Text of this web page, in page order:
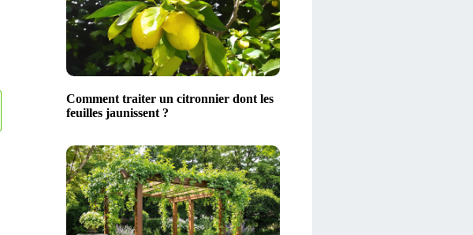
Comment traiter un citronnier dont les
feuilles jaunissent ?